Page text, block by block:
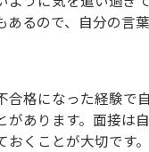
るので、自分の言
格になった経験で
あります。面接は
くことが大切です。